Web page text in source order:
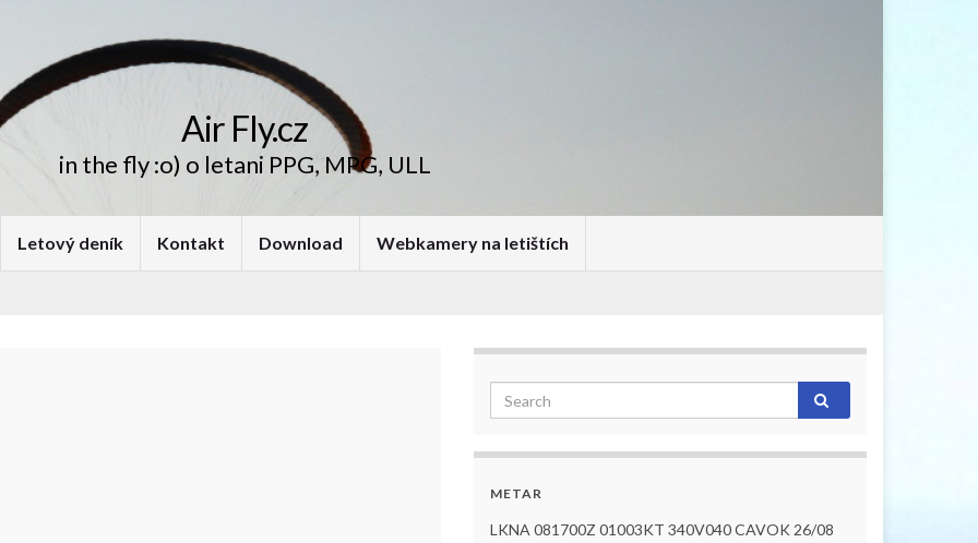
Air Fly.cz
in the fly :o) o letani PPG, MPG, ULL
Letový deník Kontakt Download Webkamery na letištích
METAR
LKNA 081700Z 01003KT 340V040 CAVOK 26/08